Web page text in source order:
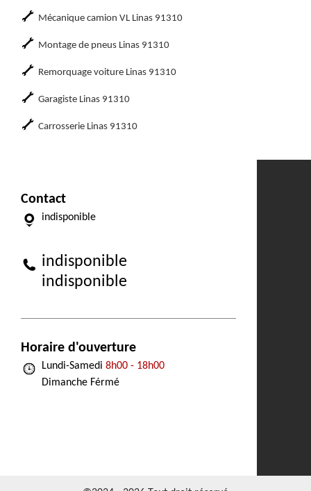
Mécanique camion VL Linas 91310
Montage de pneus Linas 91310
Remorquage voiture Linas 91310
Garagiste Linas 91310
Carrosserie Linas 91310
Contact
indisponible
indisponible
indisponible
Horaire d'ouverture
Lundi-Samedi 8h00 - 18h00
Dimanche Férmé